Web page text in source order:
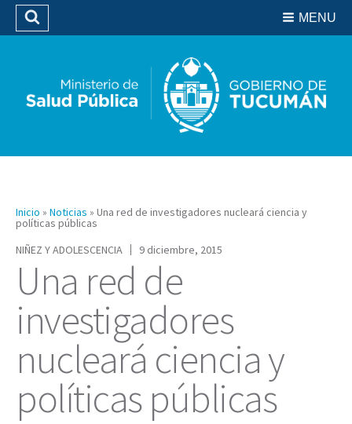
Biblioteca
MENU
Buscar
Inicio » Noticias » Una red de investigadores nucleará ciencia y
políticas públicas
NIÑEZ Y ADOLESCENCIA
9 diciembre, 2015
Una red de
investigadores
nucleará ciencia y
políticas públicas